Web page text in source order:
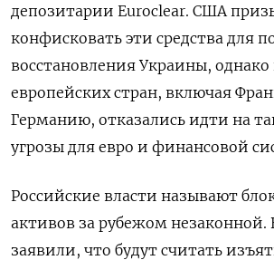
депозитарии Euroclear. США
конфисковать эти средства для
восстановления Украины, однако
европейских стран, включая
Германию, отказались идти на
угрозы для евро и финансовой
Российские власти называют
активов за рубежом незаконной.
заявили, что будут считать